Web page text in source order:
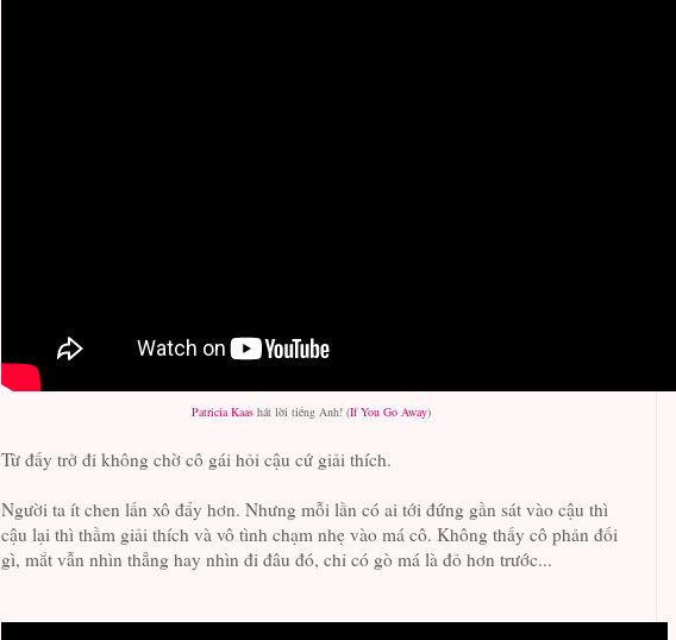
Patricia Kaashát lời tiếng Anh! (If You Go Away)
Từ đấy trở đi không chờ cô gái hỏi cậu cứ giải thích.
Người ta ít chen lấn xô đẩy hơn. Nhưng mỗi lần có ai tới đứng gần sát vào cậu thì
cậu lại thì thầm giải thích và vô tình chạm nhẹ vào má cô. Không thấy cô phản đối
gì, mắt vẫn nhìn thẳng hay nhìn đi đâu đó, chỉ có gò má là đỏ hơn trước...